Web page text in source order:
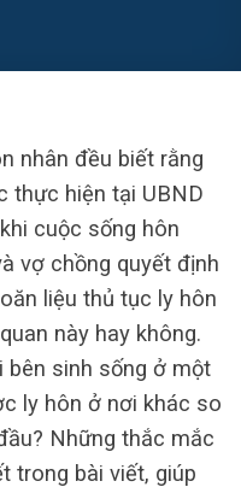
nhân đều biết rằng
thực hiện tại UBND
cuộc sống hôn
vợ chồng quyết định
liệu thủ tục ly hôn
này hay không.
bên sinh sống ở một
ly hôn ở nơi khác so
Những thắc mắc
trong bài viết, giúp